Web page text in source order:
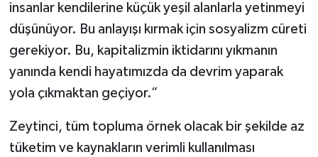
insanlar kendilerine küçük yeşil alanlarla yetinmeyi
düşünüyor. Bu anlayışı kırmak için sosyalizm cüreti
gerekiyor. Bu, kapitalizmin iktidarını yıkmanın
yanında kendi hayatımızda da devrim yaparak
yola çıkmaktan geçiyor.”
Zeytinci, tüm topluma örnek olacak bir şekilde az
tüketim ve kaynakların verimli kullanılması